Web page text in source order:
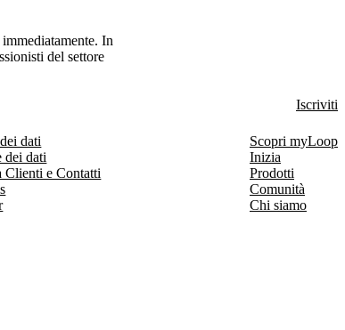
In
del settore
Iscriviti
dati
dei dati
Clienti e Contatti
Scopri myLoop
Inizia
Prodotti
Comunità
Chi siamo